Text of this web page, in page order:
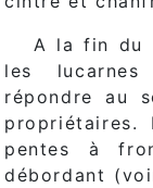
A la fin du
les
répondre au
pentes à
débordant